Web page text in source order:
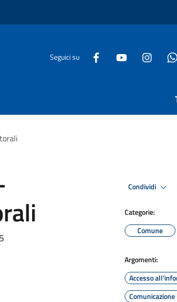
Seguici su
Condividi
Categorie:
Comune
Argomenti:
Accesso